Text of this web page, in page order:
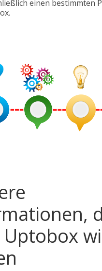
einen bestimmten